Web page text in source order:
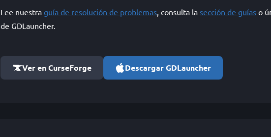
Lee nuestra guía de resolución de problemas, consulta la sección de guías o
de GDLauncher.
Ver en CurseForge Descargar GDLauncher